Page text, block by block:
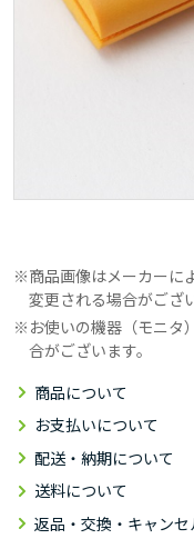
商品画像はメーカーに
変更される場合がござ
お使いの機器（モニタ
合がございます。
商品について
お支払いについて
配送・納期について
送料について
返品・交換・キャンセ